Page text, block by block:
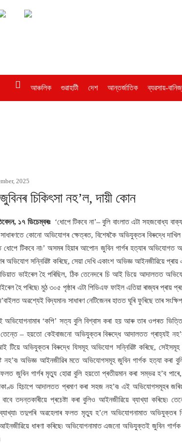
আঞ্চলিক গুৱাহাটী দেশ আন্তৰ্জাতিক ব্যৱসায়-
2025
চিকিৎসা নহ’ল, দায়ী কোন
১৭ ডিচেম্বৰঃ‘ধোপে টিকবে না’– বুলি বাংলাত এটা সহজবোধ্য
কোনো অভিযোগৰ ক্ষেত্ৰত, বিশেষকৈ অভিযুক্তৰ বিৰুদ্ধে
ধোপে টিকবে না৷’ অসমৰ হিয়াৰ আপোন জুবিন গাৰ্গৰ হত্যাৰ
অভিযোগ সন্নিৱিষ্ট কৰিছে, সেয়া দেখি একাংশ অভিজ্ঞ আইনজীৱিয়ে
ভাইৰেল হৈ পৰিছিল, ঠিক তেনেদৰে চি আই ডিয়ে আদালতত
হৈ পৰিছে৷ মুঠ ৩০৫ পৃষ্ঠাৰ এটা পিডিএফ ফাইল এতিয়া ৰাজ্যৰ প্ৰায়
অৱশ্যেই বিদ্যমান৷ সাধাৰণ নেটিজেনৰ হাতত ঘূৰি ফুৰিছে তাৰ
অভিযোগনামাৰ ‘কপি’ সত্য বুলি বিশ্বাস কৰা হয় আৰু তাৰ ওপৰত
তেন্তে – হয়তো কেইবাজনো অভিযুক্তৰ বিৰুদ্ধে আদালতত গ্ৰাহ্যই
টিয়ে অভিযুক্তৰ বিৰুদ্ধে যিসমূহ অভিযোগ সন্নিৱিষ্ট কৰিছে,
নহ’ব৷ অভিজ্ঞ আইনজীৱিৰ মতে অভিযোগসমূহ জুবিন গাৰ্গক হত্যা কৰা
জুবিন গাৰ্গৰ মৃত্যু হোৱা বুলি হয়তো প্ৰতীয়মান কৰা সম্ভৱ হ’ব পাৰে,
হিচাপে আদালতত প্ৰমাণ কৰা সহজ নহ’ব৷ এই অভিযোগসমূহৰ
তদন্তকাৰীয়ে প্ৰচেষ্টা কৰা বুলিও আইনজীৱিয়ে ব্যাখ্যা কৰিছে৷
তদুপৰি অৱহেলাৰ ফলত মৃত্যু হ’লে অভিযোগনামাত অভিযুক্তৰ
ধাৰণা কৰিছে৷ অভিযোগনামাত এজনো অভিযুক্তই জুবিন